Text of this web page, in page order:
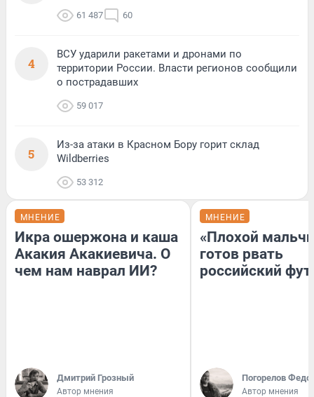
61 487 60
4
ВСУ ударили ракетами и дронами по
территории России. Власти регионов сообщили
о пострадавших
59 017
5
Из-за атаки в Красном Бору горит склад
Wildberries
53 312
МНЕНИЕ
Икра ошержона и каша
Акакия Акакиевича. О
чем нам наврал ИИ?
Дмитрий Грозный
Автор мнения
МНЕНИЕ
«Плохой
готов рвать
российский
Погорелов
Автор мнения